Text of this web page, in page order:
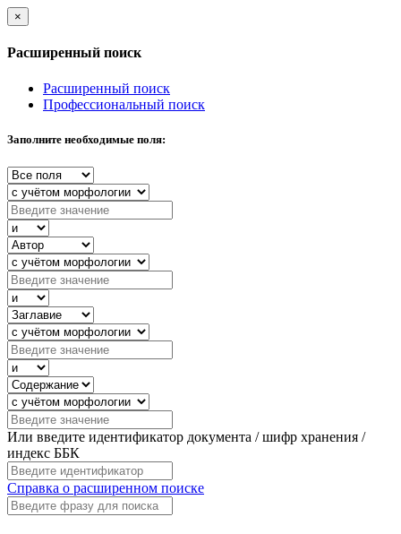
×
Расширенный поиск
Расширенный поиск
Профессиональный поиск
Заполните необходимые поля:
Или введите идентификатор документа / шифр хранения /
индекс ББК
Справка о расширенном поиске